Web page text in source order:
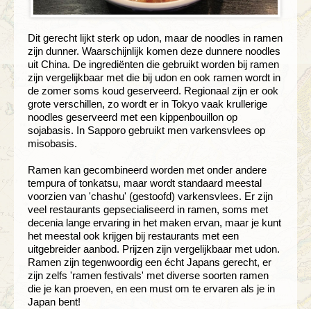
Dit gerecht lijkt sterk op udon, maar de noodles in ramen
zijn dunner. Waarschijnlijk komen deze dunnere noodles
uit China. De ingrediënten die gebruikt worden bij ramen
zijn vergelijkbaar met die bij udon en ook ramen wordt in
de zomer soms koud geserveerd. Regionaal zijn er ook
grote verschillen, zo wordt er in Tokyo vaak krullerige
noodles geserveerd met een kippenbouillon op
sojabasis. In Sapporo gebruikt men varkensvlees op
misobasis.
Ramen kan gecombineerd worden met onder andere
tempura of tonkatsu, maar wordt standaard meestal
voorzien van 'chashu' (gestoofd) varkensvlees. Er zijn
veel restaurants gepsecialiseerd in ramen, soms met
decenia lange ervaring in het maken ervan, maar je kunt
het meestal ook krijgen bij restaurants met een
uitgebreider aanbod. Prijzen zijn vergelijkbaar met udon.
Ramen zijn tegenwoordig een écht Japans gerecht, er
zijn zelfs 'ramen festivals' met diverse soorten ramen
die je kan proeven, en een must om te ervaren als je in
Japan bent!